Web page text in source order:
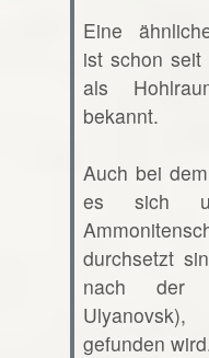
Eine
ist schon seit
als
bekannt.
Auch bei
es sich
durchsetzt
nach der
gefunden